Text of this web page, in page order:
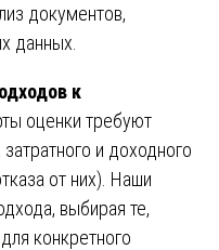
документов,
данных.
к
оценки требуют
и доходного
от них). Наши
выбирая те,
конкретного